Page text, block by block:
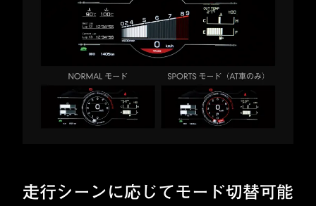
⾛⾏シーンに応じてモード切替可能